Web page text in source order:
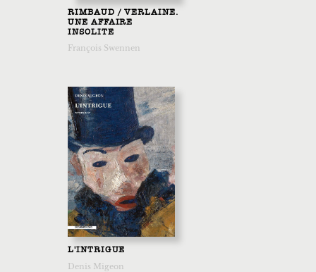
RIMBAUD / VERLAINE.
UNE AFFAIRE
INSOLITE
François Swennen
L'INTRIGUE
Denis Migeon